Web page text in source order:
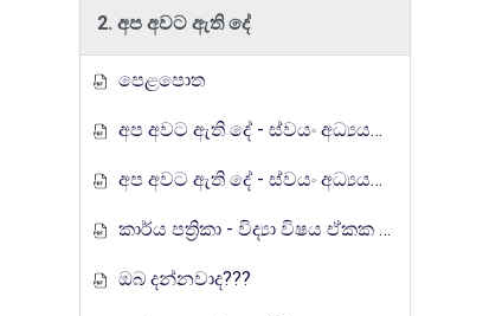
2. අප අවට ඇති දේ
පෙළපොත
අප අවට ඇති දේ - ස්වයං අධ්‍යයන ඉගෙනුම් කට්ටලය
අප අවට ඇති දේ - ස්වයං අධ්‍යයන ඉගෙනුම් කට්ටලය (පිළිතුරු)
කාර්ය පත්‍රිකා - විද්‍යා විෂය ඒකක සංවර්ධන වැඩසටහන, මතුගම අධ්‍යාපන කලාපය
ඔබ දන්නවාද???